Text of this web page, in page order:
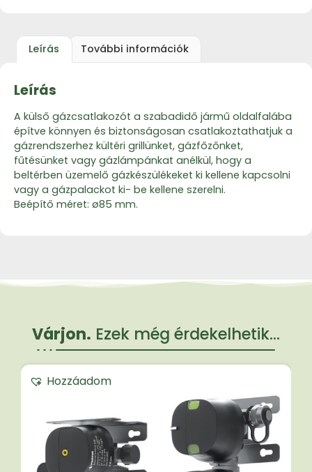
Leírás További információk
Leírás
A külső gázcsatlakozót a szabadidő jármű oldalfalába
építve könnyen és biztonságosan csatlakoztathatjuk a
gázrendszerhez kültéri grillünket, gázfőzőnket,
fűtésünket vagy gázlámpánkat anélkül, hogy a
beltérben üzemelő gázkészülékeket ki kellene kapcsolni
vagy a gázpalackot ki- be kellene szerelni.
Beépítő méret: ø85 mm.
Várjon. Ezek még érdekelhetik...
Hozzáadom